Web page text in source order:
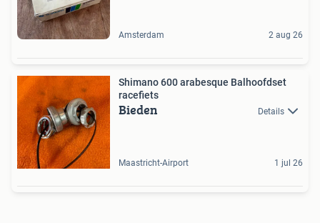
Amsterdam 2 aug 26
Shimano 600 arabesque Balhoofdset
racefiets
Bieden Details
Maastricht-Airport 1 jul 26